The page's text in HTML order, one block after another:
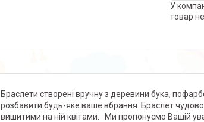
У
товар
Браслети створені вручну з деревини бука,
розбавити будь-яке ваше вбрання. Браслет
вишитими на ній квітами. Ми пропонуємо Вашій